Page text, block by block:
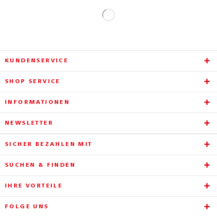
KUNDENSERVICE
SHOP SERVICE
INFORMATIONEN
NEWSLETTER
SICHER BEZAHLEN MIT
SUCHEN & FINDEN
IHRE VORTEILE
FOLGE UNS